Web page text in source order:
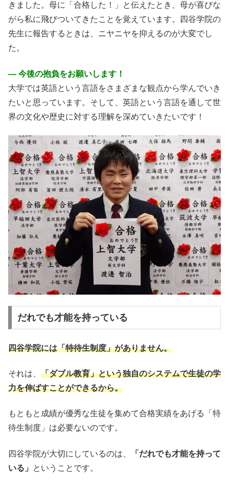
きました。母に「合格した！」と伝えたとき、母が喜びな
がら私に飛びついてきたことを覚えています。四谷学院の
先生に報告するときは、ニヤニヤを抑えるのが大変でし
た。
― 今後の抱負をお願いします！
大学では英語という言語をさまざまな観点から学んでいき
たいと思っています。そして、英語という言語を通して世
界の文化や歴史に対する理解を深めていきたいです！
だれでも才能を持っている
四谷学院には「特待生制度」がありません。
それは、 「ダブル教育」という独自のシステムで生徒の学
力を伸ばすことができるから。
もともと成績が優秀な生徒を集めて合格実績をあげる「特
待生制度」は必要ないのです。
四谷学院が大切にしているのは、
「だれでも才能を持って
いる」
ということです。